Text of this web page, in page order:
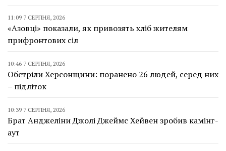
11:09 7 СЕРПНЯ, 2026
«Азовці» показали, як привозять хліб жителям
прифронтових сіл
10:46 7 СЕРПНЯ, 2026
Обстріли Херсонщини: поранено 26 людей, серед них
– підліток
10:39 7 СЕРПНЯ, 2026
Брат Анджеліни Джолі Джеймс Хейвен зробив камінг-
аут